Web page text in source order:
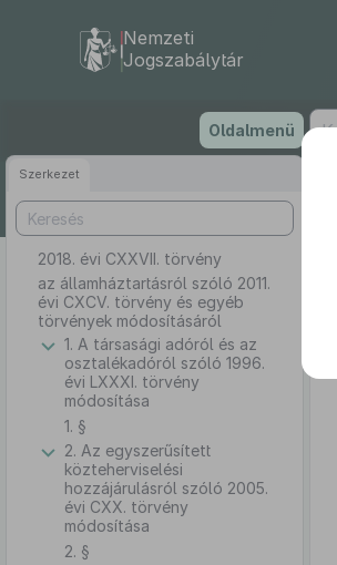
tartalomra
Nemzeti
Jogszabálytár
Oldalmenü
Szerkezet
2018. évi CXXVII. törvény
az államháztartásról szóló 2011.
évi CXCV. törvény és egyéb
törvények módosításáról
1. A társasági adóról és az
osztalékadóról szóló 1996.
évi LXXXI. törvény
módosítása
1. §
2. Az egyszerűsített
közteherviselési
hozzájárulásról szóló 2005.
évi CXX. törvény
módosítása
2. §